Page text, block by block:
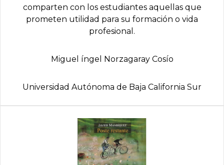
comparten con los estudiantes aquellas que
prometen utilidad para su formación o vida
profesional.
Miguel íngel Norzagaray Cosí­o
Universidad Autónoma de Baja California Sur